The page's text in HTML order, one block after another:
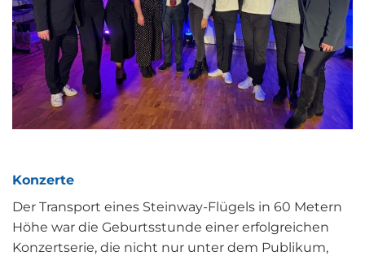
Konzerte
Der Transport eines Steinway-Flügels in 60 Metern
Höhe war die Geburtsstunde einer erfolgreichen
Konzertserie, die nicht nur unter dem Publikum,